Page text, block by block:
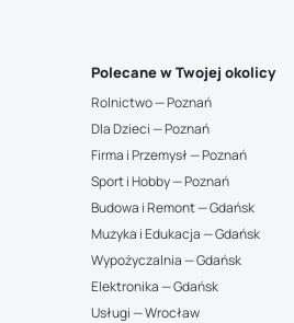
Polecane w Twojej okolicy
Rolnictwo — Poznań
Dla Dzieci — Poznań
Firma i Przemysł — Poznań
Sport i Hobby — Poznań
Budowa i Remont — Gdańsk
Muzyka i Edukacja — Gdańsk
Wypożyczalnia — Gdańsk
Elektronika — Gdańsk
Usługi — Wrocław